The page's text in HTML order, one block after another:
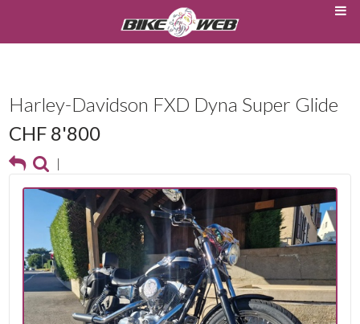
Harley-Davidson FXD Dyna Super Glide
CHF 8'800
|